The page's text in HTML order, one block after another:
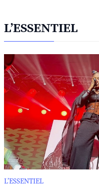
L’ESSENTIEL
L’ESSENTIEL